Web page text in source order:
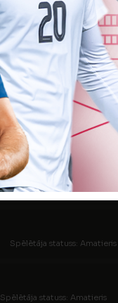
Spēlētāja statuss: Amatieris
Spēlētāja statuss: Amatieris
Spēlētāja statuss: Amatieris
Spēlētāja statuss: Amatieris
Spēlētāja statuss: Amatieris
Spēlētāja statuss: Amatieris